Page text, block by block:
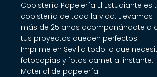
Copistería Papelería El Estudiante es
copistería de toda la vida. Llevamos
más de 25 años acompañándote a
tus proyectos queden perfectos.
Imprime en Sevilla todo lo que
fotocopias y fotos carnet al instante.
Material de papelería.